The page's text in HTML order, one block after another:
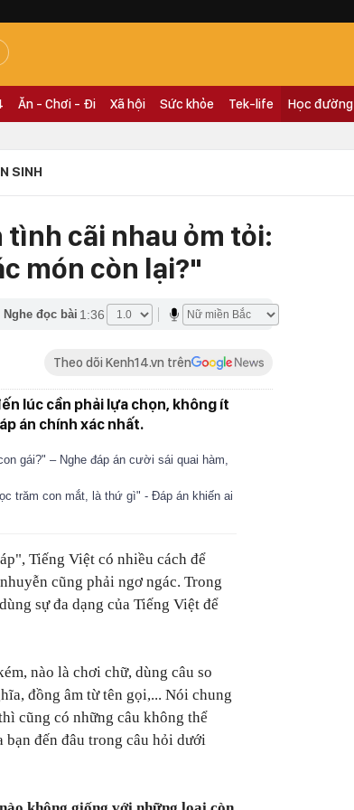
Ăn - Chơi - Đi Xã hội Sức khỏe Tek-life Học đường
SINH
tình cãi nhau ỏm tỏi:
món còn lại?"
Nghe đọc bài 1:36
Theo dõi Kenh14.vn trên
lúc cần phải lựa chọn, không ít
án chính xác nhất.
gái?" – Nghe đáp án cười sái quai hàm,
trăm con mắt, là thứ gì" - Đáp án khiến ai
Tiếng Việt có nhiều cách để
cũng phải ngơ ngác. Trong
sự đa dạng của Tiếng Việt để
nào là chơi chữ, dùng câu so
đồng âm từ tên gọi,... Nói chung
cũng có những câu không thể
đến đâu trong câu hỏi dưới